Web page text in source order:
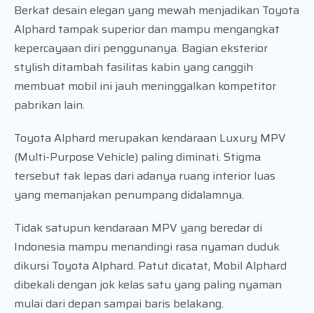
Berkat desain elegan yang mewah menjadikan Toyota
Alphard tampak superior dan mampu mengangkat
kepercayaan diri penggunanya. Bagian eksterior
stylish ditambah fasilitas kabin yang canggih
membuat mobil ini jauh meninggalkan kompetitor
pabrikan lain.
Toyota Alphard merupakan kendaraan Luxury MPV
(Multi-Purpose Vehicle) paling diminati. Stigma
tersebut tak lepas dari adanya ruang interior luas
yang memanjakan penumpang didalamnya.
Tidak satupun kendaraan MPV yang beredar di
Indonesia mampu menandingi rasa nyaman duduk
dikursi Toyota Alphard. Patut dicatat, Mobil Alphard
dibekali dengan jok kelas satu yang paling nyaman
mulai dari depan sampai baris belakang.